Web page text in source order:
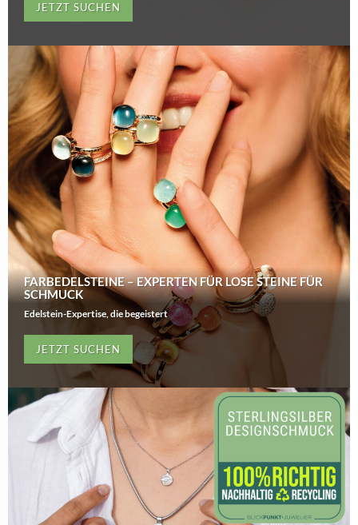
JETZT SUCHEN
FARBEDELSTEINE – EXPERTEN FÜR LOSE STEINE FÜR
SCHMUCK
Edelstein-Expertise, die begeistert
JETZT SUCHEN